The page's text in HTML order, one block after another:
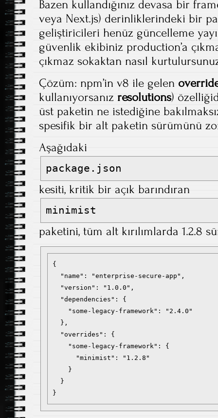
Bazen kullandığınız devasa bir
veya Next.js) derinliklerindeki bir
geliştiricileri henüz güncelleme
güvenlik ekibiniz production’a
çıkmaz sokaktan nasıl
Çözüm: npm’in v8 ile gelen
kullanıyorsanız resolutions)
üst paketin ne istediğine
spesifik bir alt paketin sürümünü
Aşağıdaki
package.json
kesiti, kritik bir açık barındıran
minimist
paketini, tüm alt kırılımlarda 1.2.8
{
  "name": "enterprise-secure-app",
  "version": "1.0.0",
  "dependencies": {
    "some-legacy-framework": "2.4.0"
  },
  "overrides": {
    "some-legacy-framework": {
      "minimist": "1.2.8"
    }
  }
}